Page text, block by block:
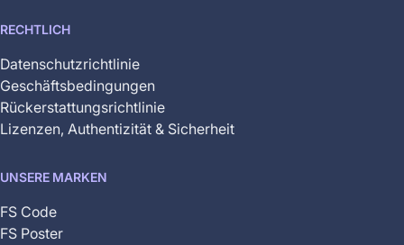
RECHTLICH
Datenschutzrichtlinie
Geschäftsbedingungen
Rückerstattungsrichtlinie
Lizenzen, Authentizität & Sicherheit
UNSERE MARKEN
FS Code
FS Poster